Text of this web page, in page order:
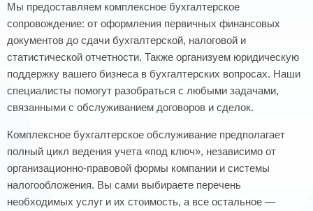
Мы предоставляем комплексное бухгалтерское
сопровождение: от оформления первичных финансовых
документов до сдачи бухгалтерской, налоговой и
статистической отчетности. Также организуем юридическую
поддержку вашего бизнеса в бухгалтерских вопросах. Наши
специалисты помогут разобраться с любыми задачами,
связанными с обслуживанием договоров и сделок.
Комплексное бухгалтерское обслуживание предполагает
полный цикл ведения учета «под ключ», независимо от
организационно-правовой формы компании и системы
налогообложения. Вы сами выбираете перечень
необходимых услуг и их стоимость, а все остальное —